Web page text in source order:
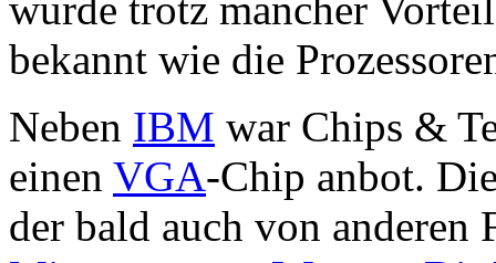
bekannt wie die
Neben IBM war Chips &
einen VGA-Chip anbot.
der bald auch von